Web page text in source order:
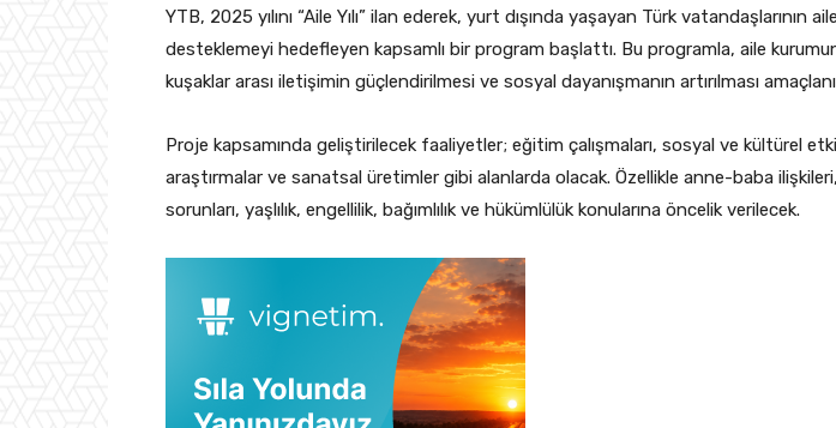
YTB, 2025 yılını “Aile Yılı” ilan ederek, yurt dışında yaşayan Türk vatandaşlarının
desteklemeyi hedefleyen kapsamlı bir program başlattı. Bu programla, aile
kuşaklar arası iletişimin güçlendirilmesi ve sosyal dayanışmanın artırılması
Proje kapsamında geliştirilecek faaliyetler; eğitim çalışmaları, sosyal ve kültürel
araştırmalar ve sanatsal üretimler gibi alanlarda olacak. Özellikle anne-baba
sorunları, yaşlılık, engellilik, bağımlılık ve hükümlülük konularına öncelik verilecek.